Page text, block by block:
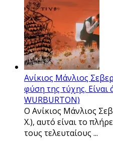
Ανίκιος Μάνλιος
φύση της τύχης. Είναι
WURBURTON)
Ο Ανίκιος Μάνλιος
Χ.), αυτό είναι το
τους τελευταίους ...